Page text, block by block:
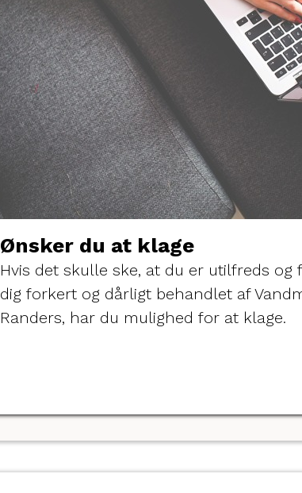
Ønsker du at klage
Hvis det skulle ske, at du er utilfreds og
dig forkert og dårligt behandlet af
Randers, har du mulighed for at klage.